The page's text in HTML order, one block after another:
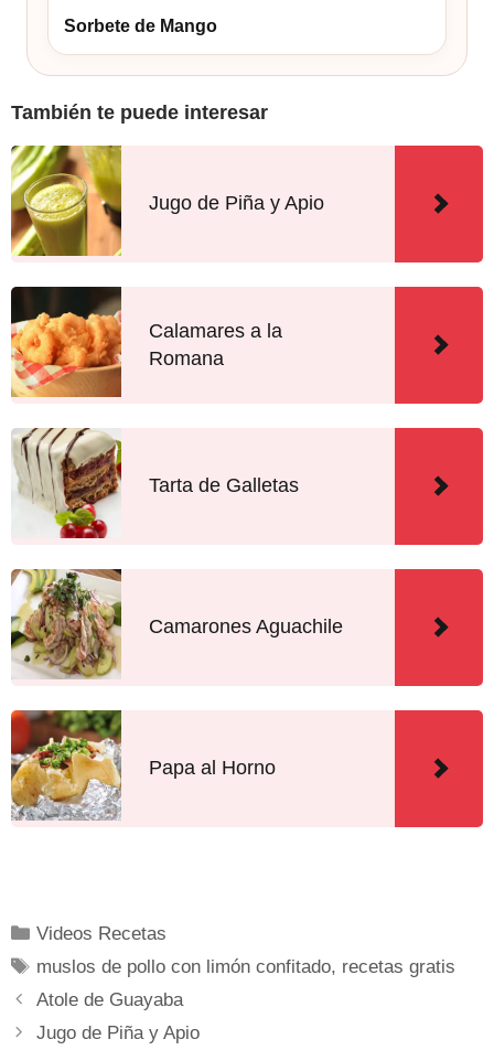
Sorbete de Mango
También te puede interesar
Jugo de Piña y Apio
Calamares a la
Romana
Tarta de Galletas
Camarones Aguachile
Papa al Horno
Videos Recetas
muslos de pollo con limón confitado, recetas gratis
Atole de Guayaba
Jugo de Piña y Apio